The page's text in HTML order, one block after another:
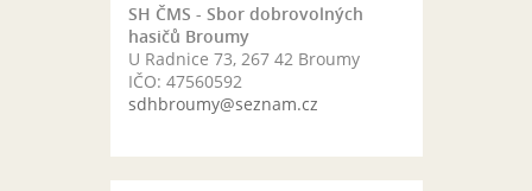
SH ČMS - Sbor dobrovolných
hasičů Broumy
U Radnice 73, 267 42 Broumy
IČO: 47560592
sdhbroumy@seznam.cz